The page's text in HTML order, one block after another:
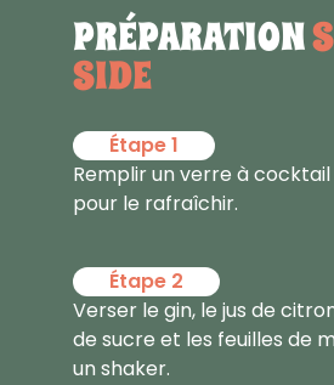
PRÉPARATION
SIDE
Étape 1
Remplir un verre à
pour le rafraîchir.
Étape 2
Verser le gin, le jus de
de sucre et les feuilles de
un shaker.